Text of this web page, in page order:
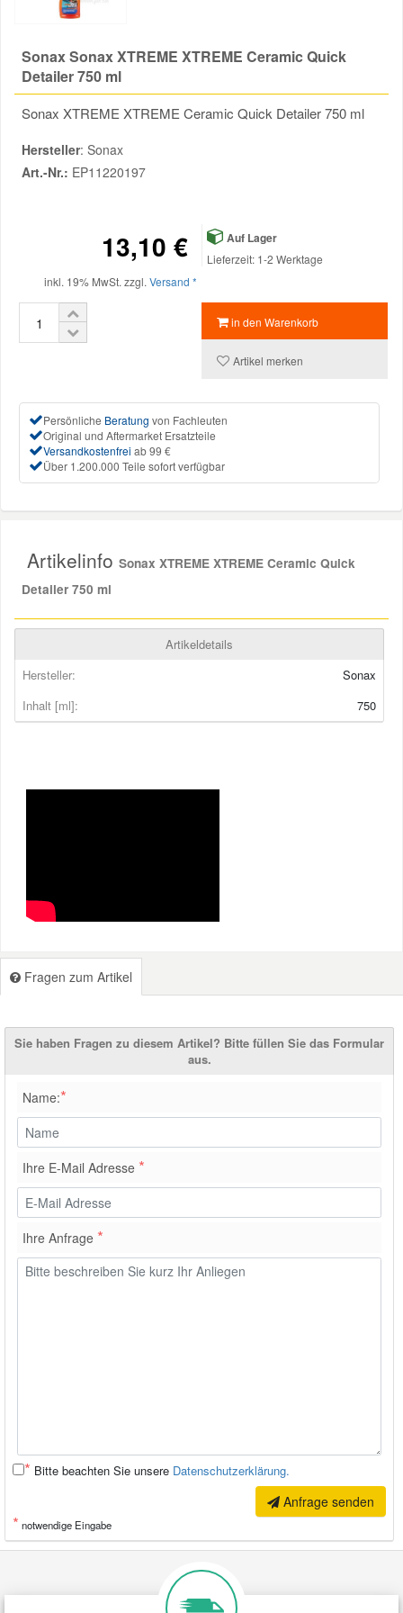
Sonax Sonax XTREME XTREME Ceramic Quick
Detailer 750 ml
Sonax XTREME XTREME Ceramic Quick Detailer 750 ml
Hersteller: Sonax
Art.-Nr.: EP11220197
13,10 €
inkl. 19% MwSt. zzgl.Versand *
Auf Lager
Lieferzeit: 1-2 Werktage
in den Warenkorb
Artikel merken
Persönliche Beratung von Fachleuten
Original und Aftermarket Ersatzteile
Versandkostenfrei ab 99 €
Über 1.200.000 Teile sofort verfügbar
Artikelinfo Sonax XTREME XTREME Ceramic Quick
Detailer 750 ml
Artikeldetails
Hersteller:
Sonax
Inhalt [ml]:
750
Fragen zum Artikel
Sie haben Fragen zu diesem Artikel? Bitte füllen Sie das Formular
aus.
Name:*
Ihre E-Mail Adresse *
Ihre Anfrage *
* Bitte beachten Sie unsere Datenschutzerklärung.
Anfrage senden
* notwendige Eingabe
Mercedes Ersatzteile
Mini Ersatzteile
Nissan Ersatzteile
Seat Ersatzteile
Skoda Ersatzteile
Smart Ersatzteile
Toyota Ersatzteile